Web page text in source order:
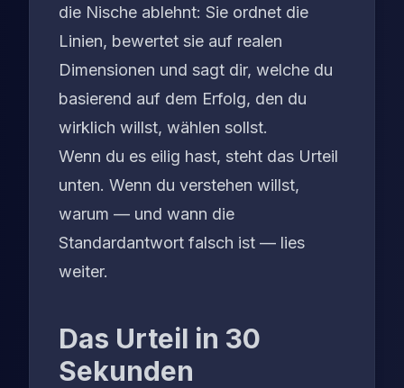
die Nische ablehnt: Sie ordnet die
Linien, bewertet sie auf realen
Dimensionen und sagt dir, welche du
basierend auf dem Erfolg, den du
wirklich willst, wählen sollst.
Wenn du es eilig hast, steht das Urteil
unten. Wenn du verstehen willst,
warum — und wann die
Standardantwort falsch ist — lies
weiter.
Das Urteil in 30
Sekunden